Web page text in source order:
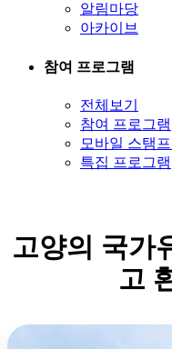
알림마당
아카이브
참여 프로그램
전체보기
참여 프로그램
모바일 스탬
특집 프로그램
고양의 국가
고